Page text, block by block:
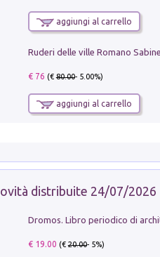
aggiungi al carrello
€ 76 (€80.00- 5.00%)
aggiungi al carrello
distribuite 24/07/2026
€ 19.00 (€20.00- 5%)